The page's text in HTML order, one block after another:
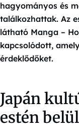
hagyományos és
találkozhattak. Az
látható Manga –
kapcsolódott,
érdeklődőket.
Japán
estén